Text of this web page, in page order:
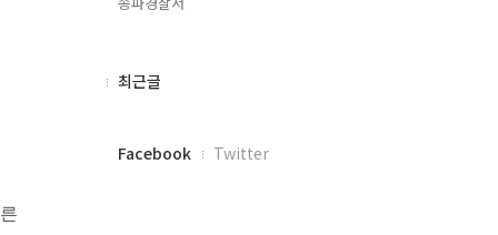
최
최근글
페
Facebook Twitter